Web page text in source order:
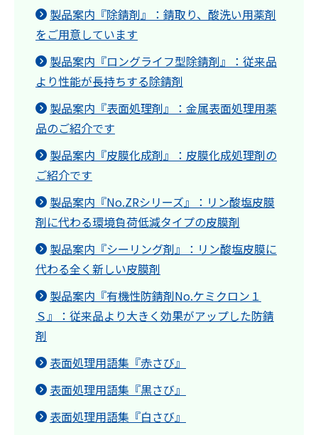
製品案内『除錆剤』：錆取り、酸洗い用薬剤
をご用意しています
製品案内『ロングライフ型除錆剤』：従来品
より性能が長持ちする除錆剤
製品案内『表面処理剤』：金属表面処理用薬
品のご紹介です
製品案内『皮膜化成剤』：皮膜化成処理剤の
ご紹介です
製品案内『No.ZRシリーズ』：リン酸塩皮膜
剤に代わる環境負荷低減タイプの皮膜剤
製品案内『シーリング剤』：リン酸塩皮膜に
代わる全く新しい皮膜剤
製品案内『有機性防錆剤No.ケミクロン１
Ｓ』：従来品より大きく効果がアップした防錆
剤
表面処理用語集『赤さび』
表面処理用語集『黒さび』
表面処理用語集『白さび』